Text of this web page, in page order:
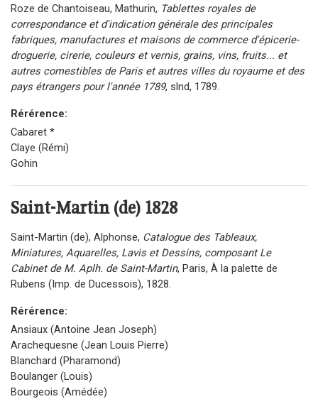
Roze de Chantoiseau, Mathurin, Tablettes royales de
correspondance et d'indication générale des principales
fabriques, manufactures et maisons de commerce d'épicerie-
droguerie, cirerie, couleurs et vernis, grains, vins, fruits... et
autres comestibles de Paris et autres villes du royaume et des
pays étrangers pour l'année 1789, slnd, 1789.
Rérérence:
Cabaret *
Claye (Rémi)
Gohin
Saint-Martin (de) 1828
Saint-Martin (de), Alphonse, Catalogue des Tableaux,
Miniatures, Aquarelles, Lavis et Dessins, composant Le
Cabinet de M. Aplh. de Saint-Martin, Paris, À la palette de
Rubens (Imp. de Ducessois), 1828.
Rérérence:
Ansiaux (Antoine Jean Joseph)
Arachequesne (Jean Louis Pierre)
Blanchard (Pharamond)
Boulanger (Louis)
Bourgeois (Amédée)